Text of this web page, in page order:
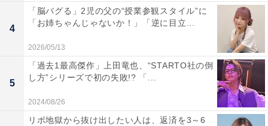
4
「脳バグる」2児の父の“授業参観スタイル”に
「お姉ちゃんじゃないか！」「逆に目立...
2026/05/13
5
「過去1最高傑作」上田竜也、“STARTO社の倒
し方”シリーズで初の失敗!? 「...
2024/08/26
リボ地獄から抜け出したい人は、返済を3～6